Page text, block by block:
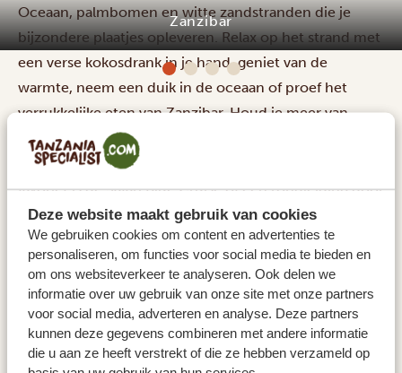
Deze website maakt gebruik van cookies
We gebruiken cookies om content en advertenties te
personaliseren, om functies voor social media te bieden en
om ons websiteverkeer te analyseren. Ook delen we
informatie over uw gebruik van onze site met onze partners
voor social media, adverteren en analyse. Deze partners
kunnen deze gegevens combineren met andere informatie
die u aan ze heeft verstrekt of die ze hebben verzameld op
Zanzibar
Oceaan, palmbomen en witte zandstranden die je
bijzondere plaatjes opleveren. Relax op het strand met
een verse kokosdrank in je hand, geniet van de
warmte, neem een duik in de oceaan of proef het
verrukkelijke eten van Zanzibar. Houd je meer van
actie? Ontdek het strand, het leven in de oceaan of de
cultuur op het eiland met allerlei activiteiten. Onze
favoriet is de Safari Blue Cruise of een rondleiding door
Stone Town!
ACCOMMODATIES:
SILVER Fun Beach Resort
GOLD Legendary Zanzibar Beach Resort
PLATINUM Qambani Luxury Resort